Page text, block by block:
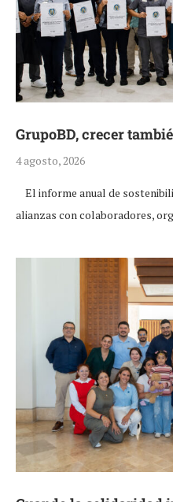
GrupoBD, crecer
4 agosto, 2026
El informe anual de
alianzas con colaboradores,